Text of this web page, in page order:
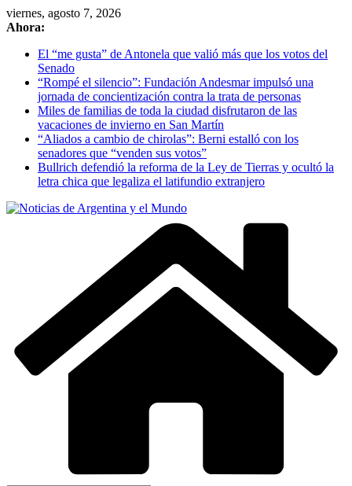
Skip
to
viernes, agosto 7, 2026
Ahora:
El “me gusta” de Antonela que valió más que los votos del
Senado
“Rompé el silencio”: Fundación Andesmar impulsó una
jornada de concientización contra la trata de personas
Miles de familias de toda la ciudad disfrutaron de las
vacaciones de invierno en San Martín
“Aliados a cambio de chirolas”: Berni estalló con los
senadores que “venden sus votos”
Bullrich defendió la reforma de la Ley de Tierras y ocultó la
letra chica que legaliza el latifundio extranjero